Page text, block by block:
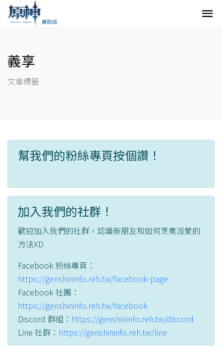
義享
文章標籤
幫我們的粉絲專頁按個讚！
加入我們的社群！
歡迎加入我們的社群，認識新朋友和如何烹煮派蒙的
方法XD
Facebook 粉絲專頁：
https://genshininfo.reh.tw/facebook-page
Facebook 社團：
https://genshininfo.reh.tw/facebook
Discord 群組： https://genshininfo.reh.tw/discord
Line 社群： https://genshininfo.reh.tw/line